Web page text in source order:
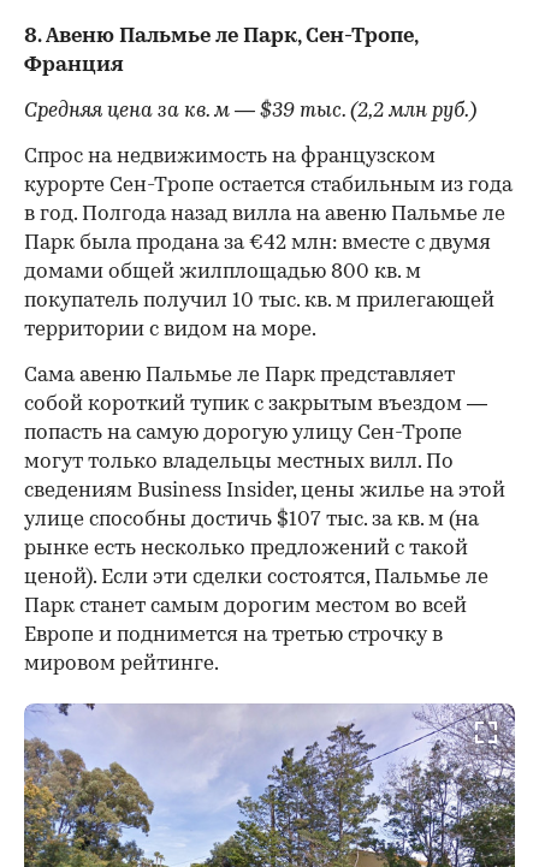
8. Авеню Пальмье ле Парк, Сен-Тропе,
Франция
Средняя цена за кв. м — $39 тыс. (2,2 млн руб.)
Спрос на недвижимость на французском
курорте Сен-Тропе остается стабильным из года
в год. Полгода назад вилла на авеню Пальмье ле
Парк была продана за €42 млн: вместе с двумя
домами общей жилплощадью 800 кв. м
покупатель получил 10 тыс. кв. м прилегающей
территории с видом на море.
Сама авеню Пальмье ле Парк представляет
собой короткий тупик с закрытым въездом —
попасть на самую дорогую улицу Сен-Тропе
могут только владельцы местных вилл. По
сведениям Business Insider, цены жилье на этой
улице способны достичь $107 тыс. за кв. м (на
рынке есть несколько предложений с такой
ценой). Если эти сделки состоятся, Пальмье ле
Парк станет самым дорогим местом во всей
Европе и поднимется на третью строчку в
мировом рейтинге.